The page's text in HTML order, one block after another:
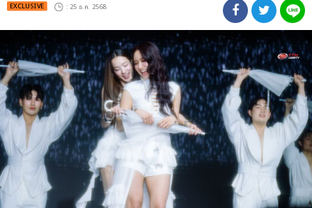
EXCLUSIVE : 25 ธ.ค. 2568